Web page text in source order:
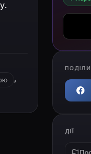
,
ДІЇ